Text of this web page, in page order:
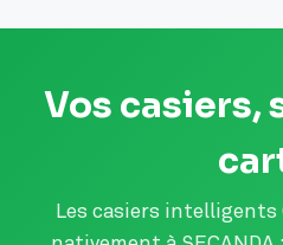
Vos casiers,
Les casiers